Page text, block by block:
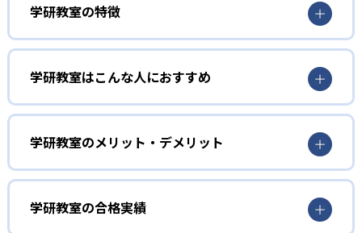
学研教室の特徴
01
3歳から高校生まで「無学年方式」で個別指導
学研教室は、0･1･2歳から高校生までを対象として個別指導
解度を最優先して学習を進める「無学年方式」を採用して
いることが特徴だ。この「無学年方式」では、生徒が個々
のペースで学習することができるため、一度立ち止まって
わからないところをしっかり学習したり、余裕がある場合
はどんどん先取り学習を進めたりすることも可能である。
学研教室はこんな人におすすめ
勉強全体の底力を上げたい人向け
学研教室は、生徒の「わかった！」を重視する形で個別指
導を行っている。無理なく学習を進められるよう「無学年
方式」を採用しており、わからない問題がある場合は立ち
知識の量などで測りやすい「見える力」だけでなく、学習
学研教室のメリット・デメリット
学研教室の合格実績